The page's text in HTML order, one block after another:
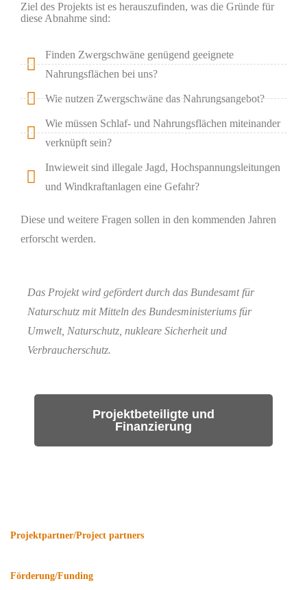
Ziel des Projekts ist es herauszufinden, was die Gründe für
diese Abnahme sind:
Finden Zwergschwäne genügend geeignete
Nahrungsflächen bei uns?
Wie nutzen Zwergschwäne das Nahrungsangebot?
Wie müssen Schlaf- und Nahrungsflächen miteinander
verknüpft sein?
Inwieweit sind illegale Jagd, Hochspannungsleitungen
und Windkraftanlagen eine Gefahr?
Diese und weitere Fragen sollen in den kommenden Jahren
erforscht werden.
Das Projekt wird gefördert durch das Bundesamt für
Naturschutz mit Mitteln des Bundesministeriums für
Umwelt, Naturschutz, nukleare Sicherheit und
Verbraucherschutz.
Projektbeteiligte und
Finanzierung
Projektpartner/Project partners
Förderung/Funding